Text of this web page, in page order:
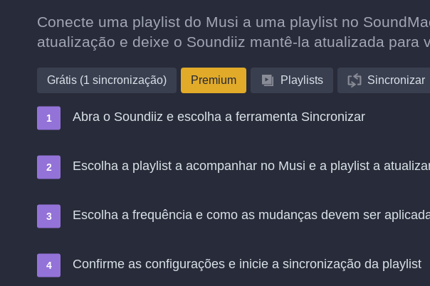
Conecte uma playlist do Musi a uma playlist no
atualização e deixe o Soundiiz mantê-la atualizada para
Grátis (1 sincronização) Premium Playlists Sincronizar
Abra o Soundiiz e escolha a ferramenta Sincronizar
Escolha a playlist a acompanhar no Musi e a playlist a
Escolha a frequência e como as mudanças devem ser
Confirme as configurações e inicie a sincronização da playlist